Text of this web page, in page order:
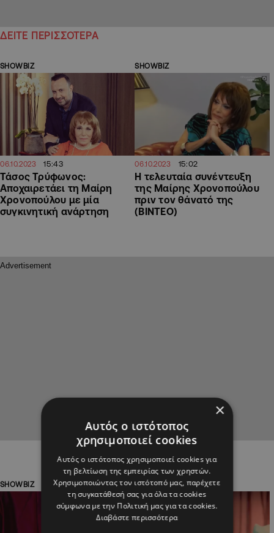
ΔΕΙΤΕ ΠΕΡΙΣΣΟΤΕΡΑ
SHOWBIZ
06.10.2023 15:43
Τάσος Τρύφωνος:
Αποχαιρετάει τη Μαίρη
Χρονοπούλου με μία
συγκινητική ανάρτηση
SHOWBIZ
06.10.2023 15:02
Η τελευταία συνέντευξη
της Μαίρης Χρονοπούλου
πριν τον θάνατό της
(ΒΙΝΤΕΟ)
SHOWBIZ SHOWBIZ
×
Αυτός ο ιστότοπος
χρησιμοποιεί cookies
Αυτός ο ιστότοπος χρησιμοποιεί cookies για
τη βελτίωση της εμπειρίας των χρηστών.
Χρησιμοποιώντας τον ιστότοπό μας, παρέχετε
τη συγκατάθεσή σας για όλα τα cookies
σύμφωνα με την Πολιτική μας για τα cookies.
Διαβάστε περισσότερα